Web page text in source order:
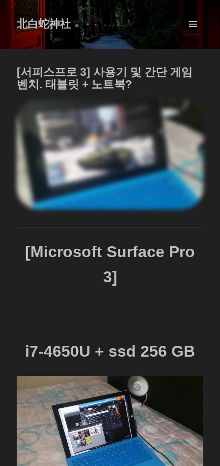
北白蛇神社
MENU
AND
[서피스프로 3] 사용기 및 간단 게임
벤치. 태블릿 + 노트북?
[Microsoft Surface Pro
3]
i7-4650U + ssd 256 GB